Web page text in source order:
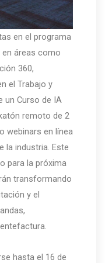
en el programa
áreas como
360,
el Trabajo y
un Curso de IA
remoto de 2
webinars en línea
la industria. Este
para la próxima
transformando
y el
hasta el 16 de